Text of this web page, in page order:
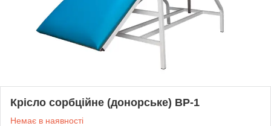
Крісло сорбційне (донорське) ВР-1
Немає в наявності